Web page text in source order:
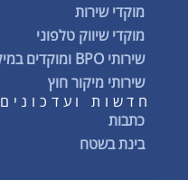
מוקדי שירות
מוקדי שיווק טלפוני
שירותי BPO ומוקדים במיקור חוץ
שירותי מיקור חוץ
חדשות ועדכונים
כתבות
בינת בשטח